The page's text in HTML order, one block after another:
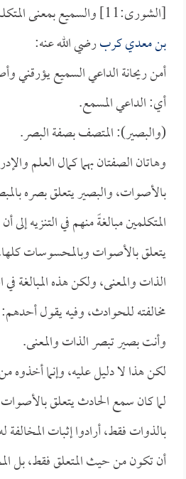
[الشورى:11] والسميع بمعنى المتكلم المسمع منه قول
بن معدي كربرضي الله عنه:
أمن ريحانة الداعي السميع يؤرقني
أي: الداعي المسمع.
(والبصير): المتصف بصفة البصر.
وهاتان الصفتان بهما كمال العلم
بالأصوات، والبصير يتعلق بصره
المتكلمين مبالغةً منهم في التنزيه
يتعلق بالأصوات وبالمحسوسات
الذات والمعنى، ولكن هذه المبالغة في
مخالفته للحوادث، وفيه يقول أحدهم:
وأنت بصير تبصر الذات والمعنى.
لكن هذا لا دليل عليه، وإنما أخذوه
لما كان سمع الحادث يتعلق
بالذوات فقط، أرادوا إثبات المخالفة
أن تكون من حيث المتعلق فقط، بل